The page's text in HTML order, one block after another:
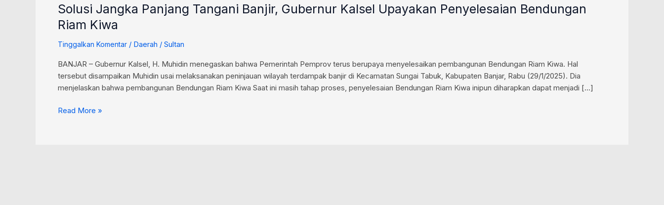
Solusi Jangka Panjang Tangani Banjir, Gubernur Kalsel Upayakan Penyelesaian Bendungan
Riam Kiwa
Tinggalkan Komentar / Daerah / Sultan
BANJAR – Gubernur Kalsel, H. Muhidin menegaskan bahwa Pemerintah Pemprov terus berupaya menyelesaikan pembangunan Bendungan Riam Kiwa. Hal
tersebut disampaikan Muhidin usai melaksanakan peninjauan wilayah terdampak banjir di Kecamatan Sungai Tabuk, Kabupaten Banjar, Rabu (29/1/2025). Dia
menjelaskan bahwa pembangunan Bendungan Riam Kiwa Saat ini masih tahap proses, penyelesaian Bendungan Riam Kiwa inipun diharapkan dapat menjadi […]
Read More »